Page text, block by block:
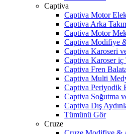
Captiva
Captiva Motor
Captiva Arka
Captiva Motor
Captiva Modifiye
Captiva Karoseri
Captiva Karoser
Captiva Fren
Captiva Multi
Captiva Periyodik
Captiva Soğutma
Captiva Dış
Tümünü Gör
Cruze